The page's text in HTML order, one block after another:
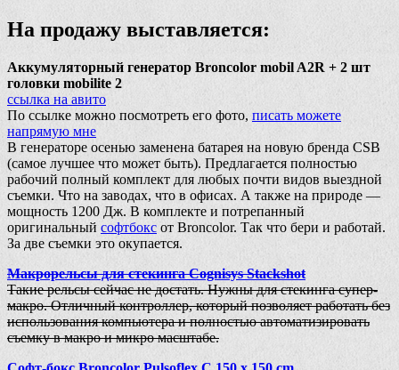
На продажу выставляется:
Аккумуляторный генератор Broncolor mobil A2R + 2 шт
головки mobilite 2
ссылка на авито
По ссылке можно посмотреть его фото, писать можете
напрямую мне
В генераторе осенью заменена батарея на новую бренда CSB
(самое лучшее что может быть). Предлагается полностью
рабочий полный комплект для любых почти видов выездной
съемки. Что на заводах, что в офисах. А также на природе —
мощность 1200 Дж. В комплекте и потрепанный
оригинальный софтбокс от Broncolor. Так что бери и работай.
За две съемки это окупается.
Макрорельсы для стекинга Cognisys Stackshot
Такие рельсы сейчас не достать. Нужны для стекинга супер-
макро. Отличный контроллер, который позволяет работать без
использования компьютера и полностью автоматизировать
съемку в макро и микро масштабе.